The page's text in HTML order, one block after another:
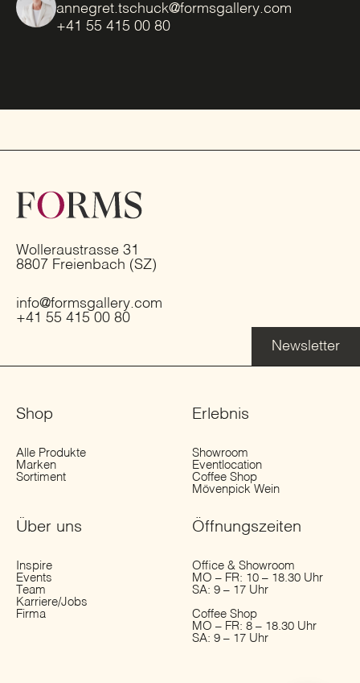
annegret.tschuck@formsgallery.com
+41 55 415 00 80
Wolleraustrasse 31
8807 Freienbach (SZ)
info@formsgallery.com
+41 55 415 00 80
Newsletter
Shop
Alle Produkte
Marken
Sortiment
Erlebnis
Showroom
Eventlocation
Coffee Shop
Mövenpick Wein
Über uns
Inspire
Events
Team
Karriere/Jobs
Firma
Öffnungs­zeiten
Office & Showroom
MO – FR: 10 – 18.30 Uhr
SA: 9 – 17 Uhr
Coffee Shop
MO – FR: 8 – 18.30 Uhr
SA: 9 – 17 Uhr